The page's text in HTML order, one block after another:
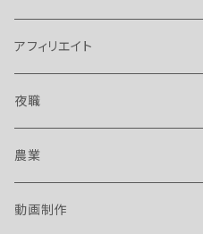
アフィリエイト
夜職
農業
動画制作